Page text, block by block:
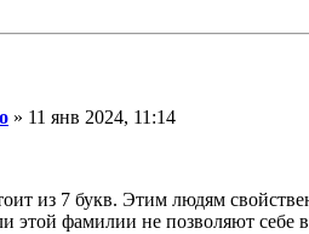
» 11 янв 2024, 11:14
из 7 букв. Этим людям
этой фамилии не позволяют себе